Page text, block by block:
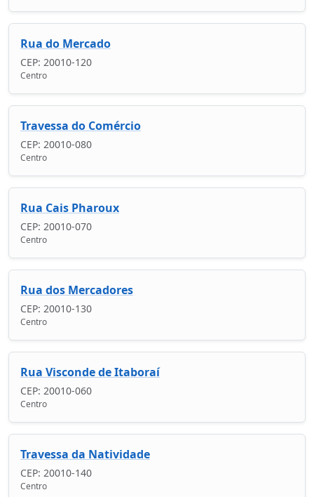
Rua do Mercado
CEP: 20010-120
Centro
Travessa do Comércio
CEP: 20010-080
Centro
Rua Cais Pharoux
CEP: 20010-070
Centro
Rua dos Mercadores
CEP: 20010-130
Centro
Rua Visconde de Itaboraí
CEP: 20010-060
Centro
Travessa da Natividade
CEP: 20010-140
Centro